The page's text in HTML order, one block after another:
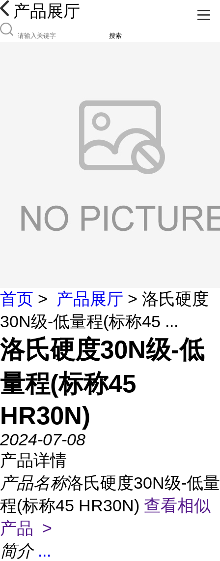
产品展厅
搜索
首页 > 产品展厅 > 洛氏硬度
30N级-低量程(标称45 ...
洛氏硬度30N级-低
量程(标称45
HR30N)
2024-07-08
产品详情
产品名称洛氏硬度30N级-低量
程(标称45 HR30N) 查看相似
产品 >
简介 ...